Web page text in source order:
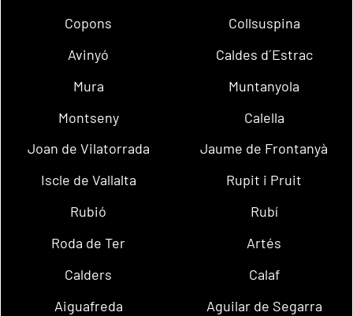
Copons
Collsuspina
Avinyó
Caldes d´Estrac
Mura
Muntanyola
Montseny
Calella
Joan de Vilatorrada
Jaume de Frontanyà
Iscle de Vallalta
Rupit i Pruit
Rubió
Rubí
Roda de Ter
Artés
Calders
Calaf
Aiguafreda
Aguilar de Segarra